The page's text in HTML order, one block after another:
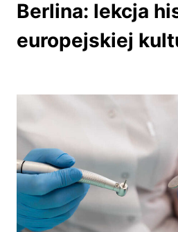
Berlina: lekcja
europejskiej